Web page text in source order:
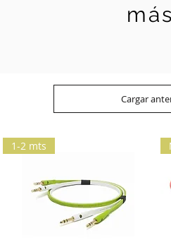
Cargar
1-2 mts